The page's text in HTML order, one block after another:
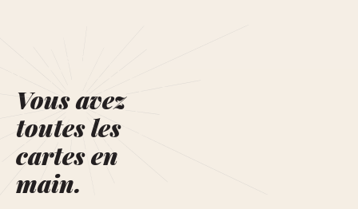
Vous avez
toutes les
cartes en
main.